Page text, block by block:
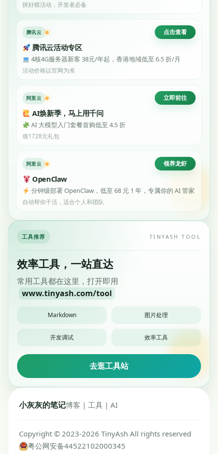
拼好模活动，开发者必备
腾讯云 点击查看
腾讯云活动专区
4核4G服务器新客 38元/年起，香港地域低至 6.5 折/月
活动价格以官网为准
阿里云 立即前往
AI焕新季，马上用千问
AI 大模型入门套餐首购低至 4.5 折
领1728元礼包
阿里云 领养龙虾
OpenClaw
分钟级部署 OpenClaw，低至 68 元 1 年，专属你的 AI 管家
自动帮你干活，适合个人和团队
工具推荐 TINYASH TOOL
效率工具，一站直达
常用工具都在这里，打开即用
www.tinyash.com/tool
Markdown 图片处理
开发调试 效率工具
去逛工具站
小灰灰的笔记博客 | 工具 | AI
Copyright © 2023-2026 TinyAsh All rights reserved
粤公网安备44522102000345